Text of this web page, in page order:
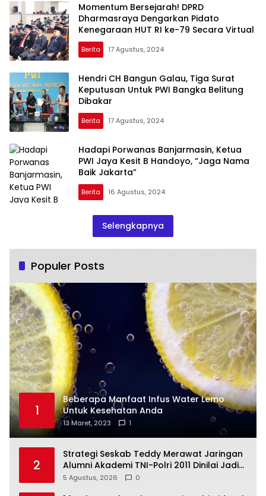
Momentum Bersejarah! DPRD
Dharmasraya Dengarkan Pidato
Kenegaraan HUT RI ke-79 Secara Virtual
Berita 17 Agustus, 2024
Hendri CH Bangun Galau, Tiga Surat
Keputusan Untuk PWI Bangka Belitung
Dibakar
Berita 17 Agustus, 2024
Hadapi Porwanas Banjarmasin, Ketua
PWI Jaya Kesit B Handoyo, “Jaga Nama
Baik Jakarta”
Berita 16 Agustus, 2024
Selengkapnya
Populer Posts
1
Beberapa Manfaat Infus Water Lemo
Untuk Kesehatan Anda
13 Maret, 2023 1
2
Strategi Seskab Teddy Merawat Jaringan
Alumni Akademi TNI-Polri 2011 Dinilai Jadi
“Masterclass” Membangun Loyalitas
5 Agustus, 2026 0